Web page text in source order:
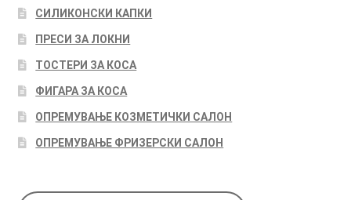
СИЛИКОНСКИ КАПКИ
ПРЕСИ ЗА ЛОКНИ
ТОСТЕРИ ЗА КОСА
ФИГАРА ЗА КОСА
ОПРЕМУВАЊЕ КОЗМЕТИЧКИ САЛОН
ОПРЕМУВАЊЕ ФРИЗЕРСКИ САЛОН